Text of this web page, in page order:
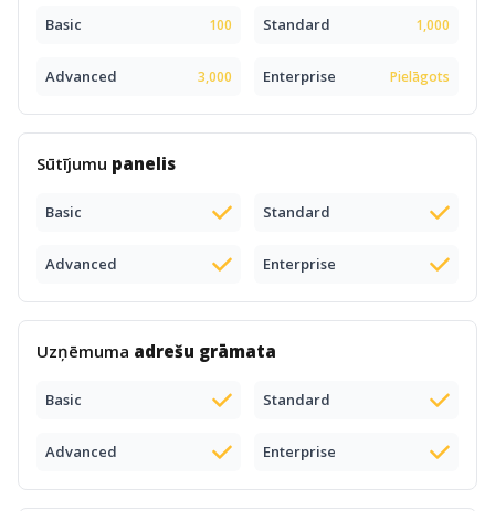
Basic 100 Standard 1,000
Advanced 3,000 Enterprise Pielāgots
Sūtījumu panelis
Basic Standard
Advanced Enterprise
Uzņēmuma adrešu grāmata
Basic Standard
Advanced Enterprise